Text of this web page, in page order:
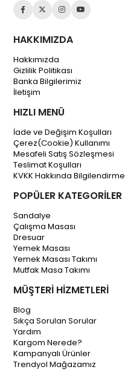
HAKKIMIZDA
Hakkımızda
Gizlilik Politikası
Banka Bilgilerimiz
İletişim
HIZLI MENÜ
İade ve Değişim Koşulları
Çerez(Cookie) Kullanımı
Mesafeli Satış Sözleşmesi
Teslimat Koşulları
KVKK Hakkında Bilgilendirme
POPÜLER KATEGORİLER
Sandalye
Çalışma Masası
Dresuar
Yemek Masası
Yemek Masası Takımı
Mutfak Masa Takımı
MÜŞTERİ HİZMETLERİ
Blog
Sıkça Sorulan Sorular
Yardım
Kargom Nerede?
Kampanyalı Ürünler
Trendyol Mağazamız